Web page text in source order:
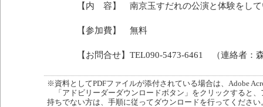
【内 容】 南京玉すだれの公演と体験をして
【参加費】 無料
【お問合せ】TEL090-5473-6461 （連絡者：
※資料としてPDFファイルが添付されている場合は、Adobe
「アドビリーダーダウンロードボタン」をクリックすると
持ちでない方は、手順に従ってダウンロードを行ってください